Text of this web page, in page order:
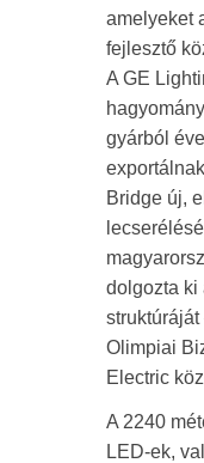
amelyeket
fejlesztő
A GE
gyárból
Bridge új,
dolgozta ki
Olimpiai
Electric
A 2240
LED-ek,